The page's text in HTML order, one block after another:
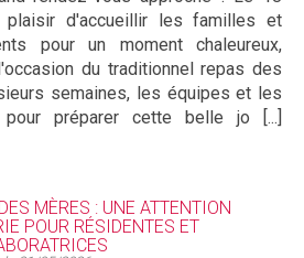
plaisir d'accueillir les familles et
pour un moment chaleureux,
du traditionnel repas des
semaines, les équipes et les
préparer cette belle jo [...]
MÈRES : UNE ATTENTION
POUR RÉSIDENTES ET